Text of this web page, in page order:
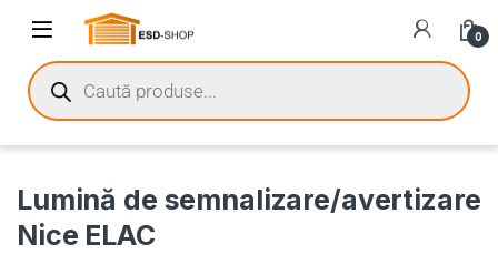
0
Lumină de semnalizare/avertizare
Nice ELAC